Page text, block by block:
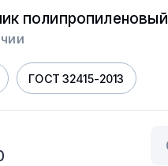
полипропиленовый
ГОСТ 32415-2013